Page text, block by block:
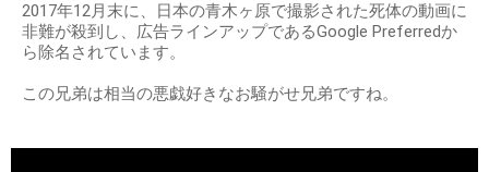
2017年12月末に、日本の青木ヶ原で撮影された死体の動画に
非難が殺到し、広告ラインアップであるGoogle Preferredか
ら除名されています。
この兄弟は相当の悪戯好きなお騒がせ兄弟ですね。